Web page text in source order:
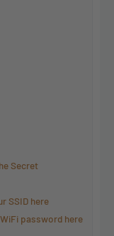
Secret
SSID here
password here